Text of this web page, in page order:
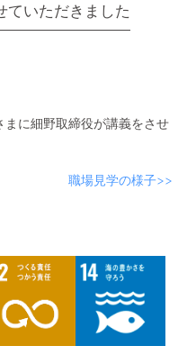
ていただきました
に細野取締役が講義をさせ
職場見学の様子>>